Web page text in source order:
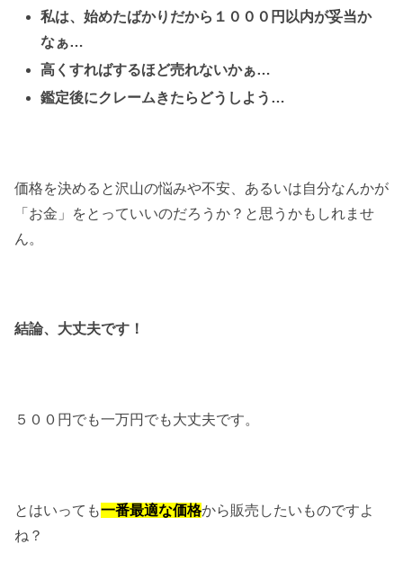
私は、始めたばかりだから１０００円以内が妥当か
なぁ…
高くすればするほど売れないかぁ…
鑑定後にクレームきたらどうしよう…
価格を決めると沢山の悩みや不安、あるいは自分なんかが
「お金」をとっていいのだろうか？と思うかもしれませ
ん。
結論、大丈夫です！
５００円でも一万円でも大丈夫です。
とはいっても一番最適な価格から販売したいものですよ
ね？